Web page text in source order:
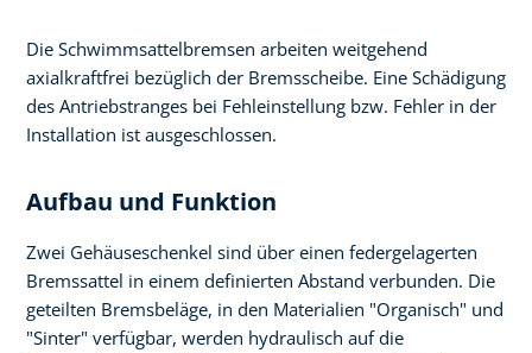
Die Schwimmsattelbremsen arbeiten weitgehend
axialkraftfrei bezüglich der Bremsscheibe. Eine Schädigung
des Antriebstranges bei Fehleinstellung bzw. Fehler in der
Installation ist ausgeschlossen.
Aufbau und Funktion
Zwei Gehäuseschenkel sind über einen federgelagerten
Bremssattel in einem definierten Abstand verbunden. Die
geteilten Bremsbeläge, in den Materialien "Organisch" und
"Sinter" verfügbar, werden hydraulisch auf die